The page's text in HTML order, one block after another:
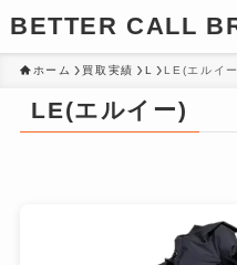
BETTER CALL
ホーム 買取実績 L LE(エルイ
LE(エルイー)